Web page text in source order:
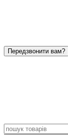
Передзвонити вам?